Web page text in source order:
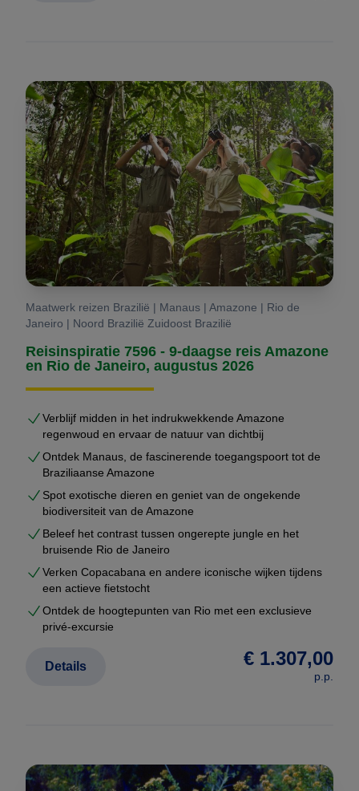
Maatwerk reizen Brazilië | Manaus | Amazone | Rio de
Janeiro | Noord Brazilië Zuidoost Brazilië
Reisinspiratie 7596 - 9-daagse reis Amazone
en Rio de Janeiro, augustus 2026
Verblijf midden in het indrukwekkende Amazone
regenwoud en ervaar de natuur van dichtbij
Ontdek Manaus, de fascinerende toegangspoort tot de
Braziliaanse Amazone
Spot exotische dieren en geniet van de ongekende
biodiversiteit van de Amazone
Beleef het contrast tussen ongerepte jungle en het
bruisende Rio de Janeiro
Verken Copacabana en andere iconische wijken tijdens
een actieve fietstocht
Ontdek de hoogtepunten van Rio met een exclusieve
privé-excursie
€ 1.307,00
p.p.
Details